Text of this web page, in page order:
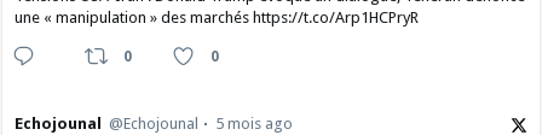
une « manipulation » des marchés https://t.co/Arp1HCPryR
0 0
Echojounal @Echojounal
5 mois ago